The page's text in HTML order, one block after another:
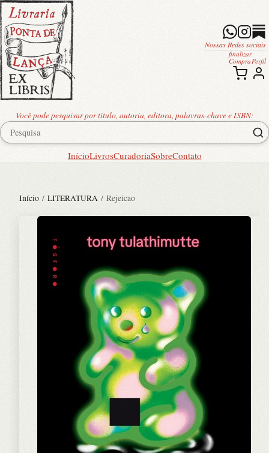
Você pode pesquisar por título, autoria, editora, palavras-chave e ISBN:
InícioLivrosCuradoriaSobreContato
Nossas Redes sociais
finalizar
Compra Perfil
Início / LITERATURA / Rejeicao